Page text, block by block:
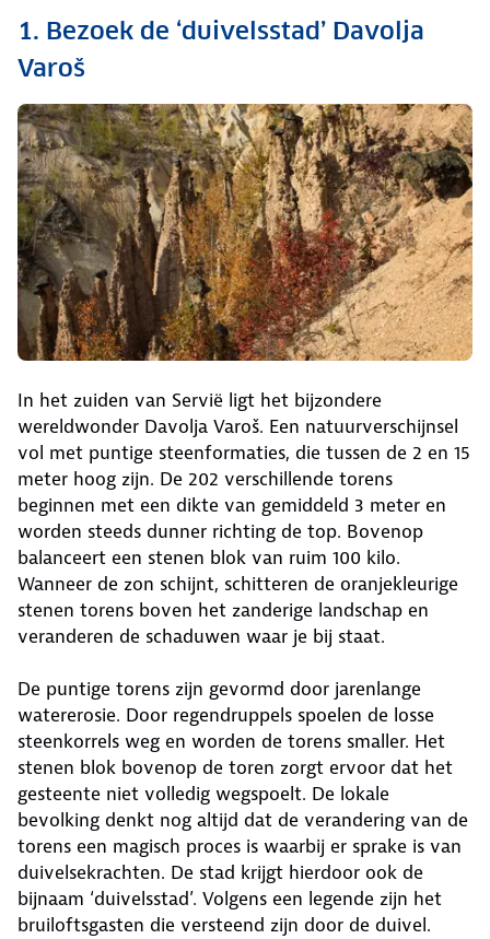
1. Bezoek de ‘duivelsstad’ Davolja
Varoš
In het zuiden van Servië ligt het bijzondere
wereldwonder Davolja Varoš. Een natuurverschijnsel
vol met puntige steenformaties, die tussen de 2 en 15
meter hoog zijn. De 202 verschillende torens
beginnen met een dikte van gemiddeld 3 meter en
worden steeds dunner richting de top. Bovenop
balanceert een stenen blok van ruim 100 kilo.
Wanneer de zon schijnt, schitteren de oranjekleurige
stenen torens boven het zanderige landschap en
veranderen de schaduwen waar je bij staat.
De puntige torens zijn gevormd door jarenlange
watererosie. Door regendruppels spoelen de losse
steenkorrels weg en worden de torens smaller. Het
stenen blok bovenop de toren zorgt ervoor dat het
gesteente niet volledig wegspoelt. De lokale
bevolking denkt nog altijd dat de verandering van de
torens een magisch proces is waarbij er sprake is van
duivelsekrachten. De stad krijgt hierdoor ook de
bijnaam ‘duivelsstad’. Volgens een legende zijn het
bruiloftsgasten die versteend zijn door de duivel.